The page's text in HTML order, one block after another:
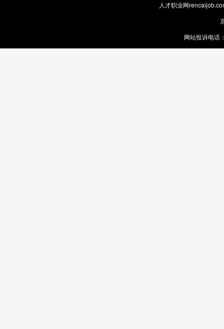
人才职业网
网站投诉电话